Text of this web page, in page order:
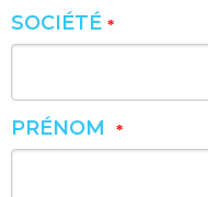
SOCIÉTÉ *
PRÉNOM *